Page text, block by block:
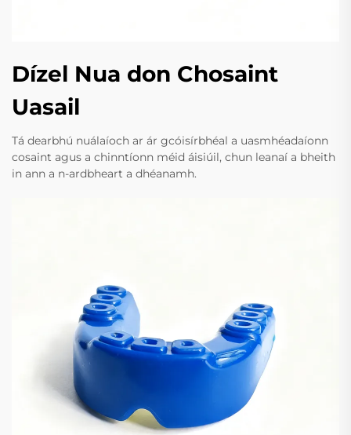
Dízel Nua don Chosaint
Uasail
Tá dearbhú nuálaíoch ar ár gcóisírbhéal a uasmhéadaíonn
cosaint agus a chinntíonn méid áisiúil, chun leanaí a bheith
in ann a n-ardbheart a dhéanamh.